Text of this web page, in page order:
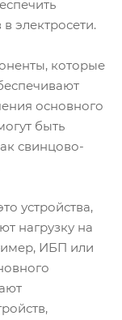
электросети.
которые
основного
быть
свинцово-
устройства,
нагрузку на
ИБП или